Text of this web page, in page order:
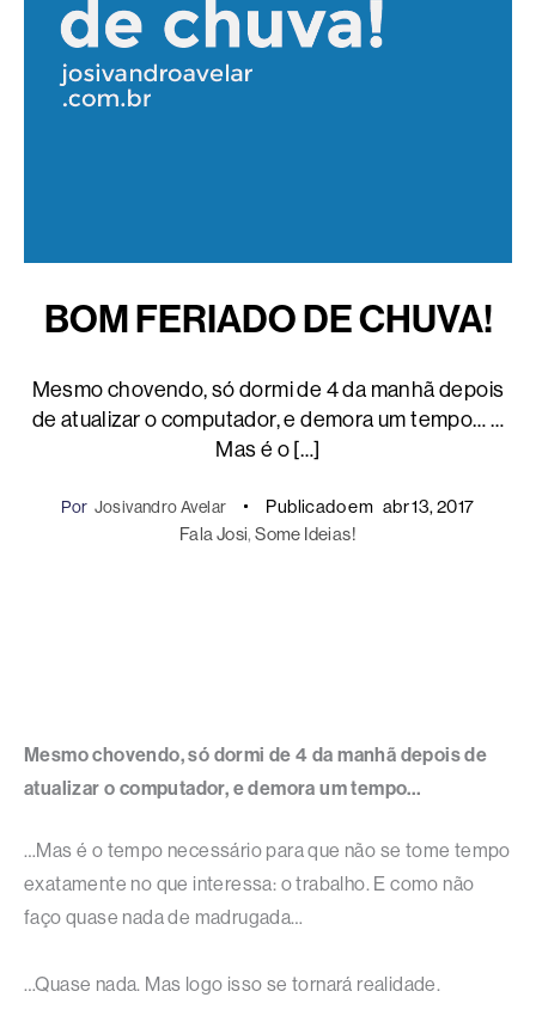
BOM FERIADO DE CHUVA!
Mesmo chovendo, só dormi de 4 da manhã depois
de atualizar o computador, e demora um tempo… …
Mas é o […]
Por Josivandro Avelar Publicado em abr 13, 2017
Fala Josi, Some Ideias!
Mesmo chovendo, só dormi de 4 da manhã depois de
atualizar o computador, e demora um tempo…
…Mas é o tempo necessário para que não se tome tempo
exatamente no que interessa: o trabalho. E como não
faço quase nada de madrugada…
…Quase nada. Mas logo isso se tornará realidade.